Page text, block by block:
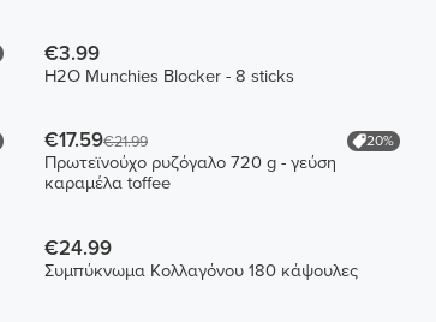
€3.99
H2O Munchies Blocker - 8 sticks
€17.59€21.99 20%
Πρωτεϊνούχο ρυζόγαλο 720 g - γεύση
καραμέλα toffee
€24.99
Συμπύκνωμα Κολλαγόνου 180 κάψουλες